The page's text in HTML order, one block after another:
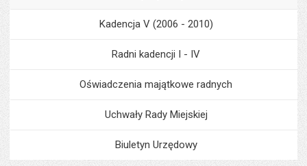
Kadencja V (2006 - 2010)
Radni kadencji I - IV
Oświadczenia majątkowe radnych
Uchwały Rady Miejskiej
Biuletyn Urzędowy